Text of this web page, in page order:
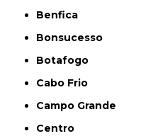
Benfica
Bonsucesso
Botafogo
Cabo Frio
Campo Grande
Centro